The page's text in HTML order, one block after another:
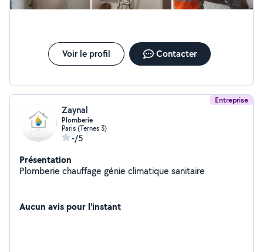
Voir le profil Contacter
Entreprise
Zaynal
Plomberie
Paris (Ternes 3)
-/5
Présentation
Plomberie chauffage génie climatique sanitaire
Aucun avis pour l'instant